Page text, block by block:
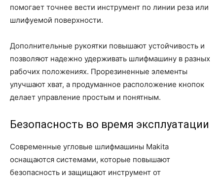
помогает точнее вести инструмент по линии реза или
шлифуемой поверхности.
Дополнительные рукоятки повышают устойчивость и
позволяют надежно удерживать шлифмашину в разных
рабочих положениях. Прорезиненные элементы
улучшают хват, а продуманное расположение кнопок
делает управление простым и понятным.
Безопасность во время эксплуатации
Современные угловые шлифмашины Makita
оснащаются системами, которые повышают
безопасность и защищают инструмент от